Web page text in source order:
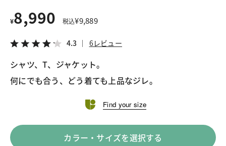
¥8,990 税込¥9,889
4.3 6レビュー
シャツ、T、ジャケット。
何にでも合う、どう着ても上品なジレ。
Find your size
カラー・サイズを選択する